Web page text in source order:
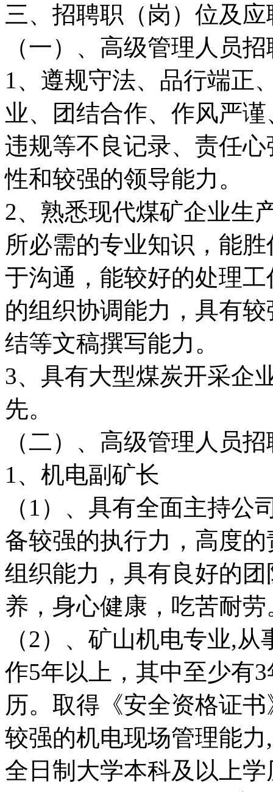
三、招聘职（岗）位及
（一）、高级管理人员
1、遵规守法、品行端正
业、团结合作、作风严
违规等不良记录、责任
性和较强的领导能力。
2、熟悉现代煤矿企业生
所必需的专业知识，能
于沟通，能较好的处理
的组织协调能力，具有
结等文稿撰写能力。
3、具有大型煤炭开采企
先。
（二）、高级管理人员
1、机电副矿长
（1）、具有全面主持
备较强的执行力，高度
组织能力，具有良好的
养，身心健康，吃苦耐劳
（2）、矿山机电专业,
作5年以上，其中至少有
历。取得《安全资格证
较强的机电现场管理能
全日制大学本科及以上